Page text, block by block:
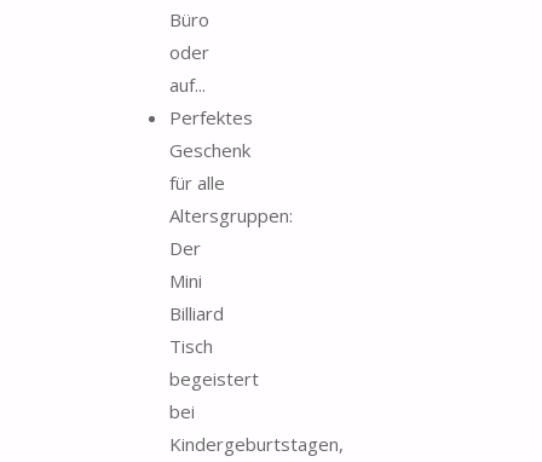
Büro
oder
auf...
Perfektes
Geschenk
für alle
Altersgruppen:
Der
Mini
Billiard
Tisch
begeistert
bei
Kindergeburtstagen,